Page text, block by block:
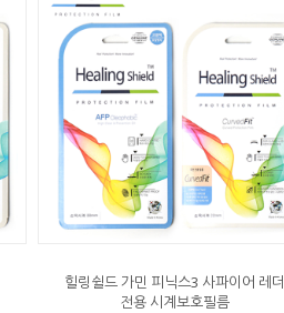
힐링쉴드 가민 피닉스3 사파이어 레더
전용 시계보호필름